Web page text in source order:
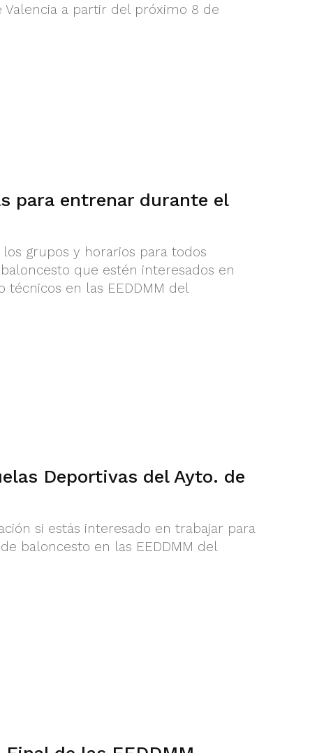
Valencia a partir del próximo 8 de
para entrenar durante el
grupos y horarios para todos
que estén interesados en
técnicos en las EEDDMM del
Deportivas del Ayto. de
si estás interesado en trabajar para
baloncesto en las EEDDMM del